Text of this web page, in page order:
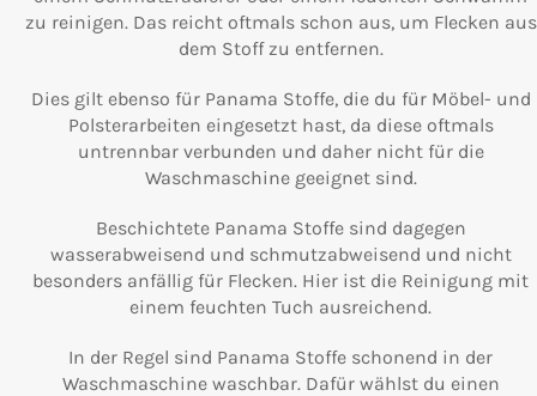
zu reinigen. Das reicht oftmals schon aus, um Flecken aus
dem Stoff zu entfernen.
Dies gilt ebenso für Panama Stoffe, die du für Möbel- und
Polsterarbeiten eingesetzt hast, da diese oftmals
untrennbar verbunden und daher nicht für die
Waschmaschine geeignet sind.
Beschichtete Panama Stoffe sind dagegen
wasserabweisend und schmutzabweisend und nicht
besonders anfällig für Flecken. Hier ist die Reinigung mit
einem feuchten Tuch ausreichend.
In der Regel sind Panama Stoffe schonend in der
Waschmaschine waschbar. Dafür wählst du einen